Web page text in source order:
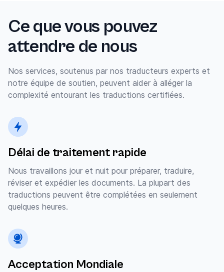
Ce que vous pouvez
attendre de nous
Nos services, soutenus par nos traducteurs experts et
notre équipe de soutien, peuvent aider à alléger la
complexité entourant les traductions certifiées.
Délai de traitement rapide
Nous travaillons jour et nuit pour préparer, traduire,
réviser et expédier les documents. La plupart des
traductions peuvent être complétées en seulement
quelques heures.
Acceptation Mondiale